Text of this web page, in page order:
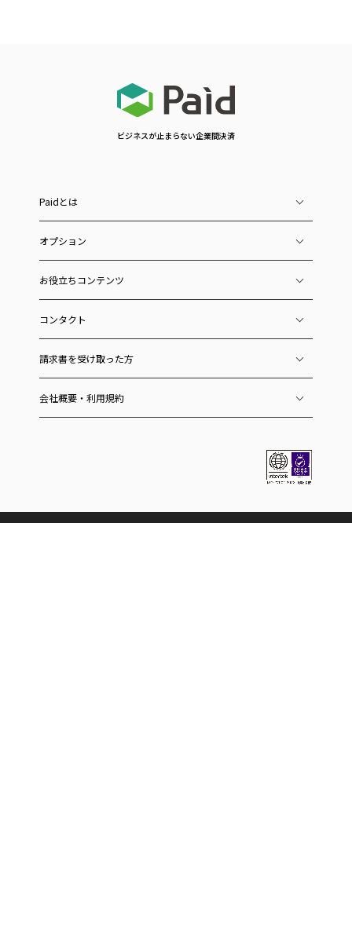
ビジネスが止まらない企業間決済
Paidとは
オプション
お役立ちコンテンツ
コンタクト
請求書を受け取った方
会社概要・利用規約